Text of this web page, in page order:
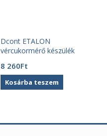
Dcont ETALON
vércukormérő készülék
8 260Ft
Kosárba teszem